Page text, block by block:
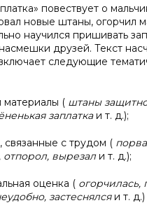
повествует о
новые штаны, огорчил
научился пришивать
друзей. Текст
следующие
( штаны
заплаткаи т. д.);
с трудом (
вырезал и т. д.);
оценка ( огорчилась,
застеснялсяи т. д.)